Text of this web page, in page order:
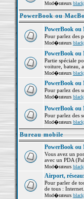
Mod�rateurs
PowerBook ou
PowerBook ou
Pour parlez des
Mod�rateurs
PowerBook ou
Partie spéciale
voiture, bateau,
Mod�rateurs
PowerBook ou
Pour parlez des
Mod�rateurs
PowerBook ou
Pour parlez des
Mod�rateurs
Bureau mobile
PowerBook ou
Vous avez un
avec un PDA
Mod�rateurs
Airport,
Pour parler de
de tous : Internet...
Mod�rateurs